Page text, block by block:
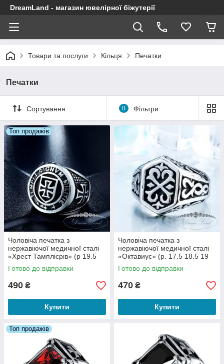
DreamLand - магазин ювелірної біжутерії
Товари та послуги Кільця Печатки
Печатки
Сортування 0 Фільтри
Топ продажів
Чоловіча печатка з
нержавіючої медичної сталі
«Хрест Тамплієрів» (р 19.5
20 21)
Готово до відправки
490 ₴
Купити
Чоловіча печатка з
нержавіючої медичної сталі
«Октавиус» (р. 17.5 18.5 19
20 21 21.5 22,5)
Готово до відправки
470 ₴
Купити
Топ продажів